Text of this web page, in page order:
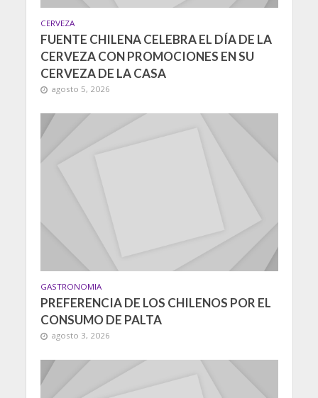
CERVEZA
FUENTE CHILENA CELEBRA EL DÍA DE LA
CERVEZA CON PROMOCIONES EN SU
CERVEZA DE LA CASA
agosto 5, 2026
GASTRONOMIA
PREFERENCIA DE LOS CHILENOS POR EL
CONSUMO DE PALTA
agosto 3, 2026